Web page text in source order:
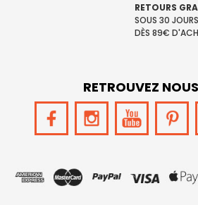
RETOURS
SOUS 30 JOURS
DÈS 89€
RETROUVEZ